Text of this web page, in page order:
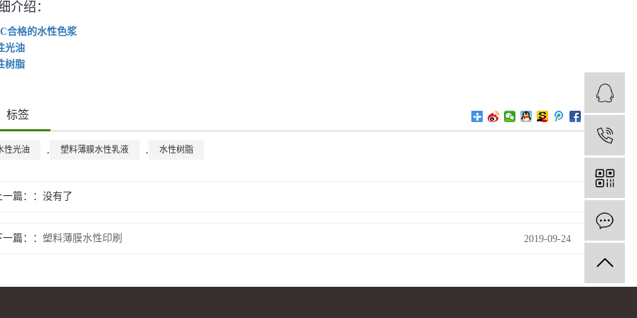
介绍：
合格的水性色浆
光油
树脂
标签
性光油 , 塑料薄膜水性乳液 , 水性树脂
一篇： 没有了
一篇： 塑料薄膜水性印刷 2019-09-24